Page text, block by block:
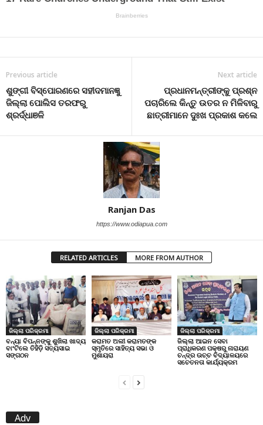
Previous article
ଶୁଙ୍ଗୀ ବିସ୍ପୋରଣରେ ସହୀଦମାନଜ୍ଞୁ
ଜିଲ୍ଲା ପୋଲିସ ତରଫରୁ
ଶ୍ରର୍ଦ୍ଧାଞଳି
Next article
ପ୍ରଧାନମନ୍ତ୍ରୀଙ୍କୁ ପ୍ରଶ୍ନ
ପଚାରିଲେ କିନ୍ତୁ ଉତର ନ ମିଳିବାରୁ
ଛାତ୍ରୀମାନେ ଦୁଃଖ ପ୍ରକାଶ କଲେ
Ranjan Das
https://www.odiapua.com
RELATED ARTICLES MORE FROM AUTHOR
ଜିଲ୍ଲା ପରିକ୍ରମା
ବନ୍ୟା ବିପନ୍ନଙ୍କୁ ଶୁଖିଲା ଖାଦ୍ୟ
ବାଂଟିଲେ ତିହିଡି଼ ସତ୍ୟସାଇ
ସଙ୍ଗଠନ
ଜିଲ୍ଲା ପରିକ୍ରମା
କରାମତ ଅଲୀ କରାମତଙ୍କ
ସ୍ମୃତିରେ ସାହିତ୍ୟ ସଭା ଓ
ମୁଶାୟରା
ଜିଲ୍ଲା ପରିକ୍ରମା
ଜିଲ୍ଲା ଆଇନ ସେବା
ପ୍ରାଧିକରଣ ପକ୍ଷରୁ ନାରାୟଣ
ଚନ୍ଦ୍ର ଉଚ୍ଚ ବିଦ୍ୟାଳୟରେ
ସଚେତନତା କାର୍ଯ୍ୟକ୍ରମ
Adv